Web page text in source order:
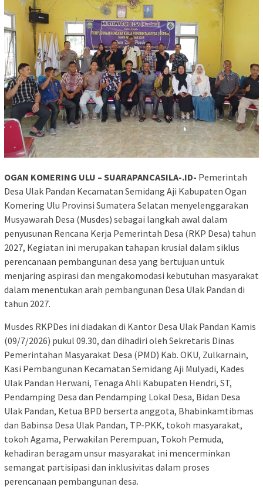
OGAN KOMERING ULU – SUARAPANCASILA-.ID- Pemerintah
Desa Ulak Pandan Kecamatan Semidang Aji Kabupaten Ogan
Komering Ulu Provinsi Sumatera Selatan menyelenggarakan
Musyawarah Desa (Musdes) sebagai langkah awal dalam
penyusunan Rencana Kerja Pemerintah Desa (RKP Desa) tahun
2027, Kegiatan ini merupakan tahapan krusial dalam siklus
perencanaan pembangunan desa yang bertujuan untuk
menjaring aspirasi dan mengakomodasi kebutuhan masyarakat
dalam menentukan arah pembangunan Desa Ulak Pandan di
tahun 2027.
Musdes RKPDes ini diadakan di Kantor Desa Ulak Pandan Kamis
(09/7/2026) pukul 09.30, dan dihadiri oleh Sekretaris Dinas
Pemerintahan Masyarakat Desa (PMD) Kab. OKU, Zulkarnain,
Kasi Pembangunan Kecamatan Semidang Aji Mulyadi, Kades
Ulak Pandan Herwani, Tenaga Ahli Kabupaten Hendri, ST,
Pendamping Desa dan Pendamping Lokal Desa, Bidan Desa
Ulak Pandan, Ketua BPD berserta anggota, Bhabinkamtibmas
dan Babinsa Desa Ulak Pandan, TP-PKK, tokoh masyarakat,
tokoh Agama, Perwakilan Perempuan, Tokoh Pemuda,
kehadiran beragam unsur masyarakat ini mencerminkan
semangat partisipasi dan inklusivitas dalam proses
perencanaan pembangunan desa.